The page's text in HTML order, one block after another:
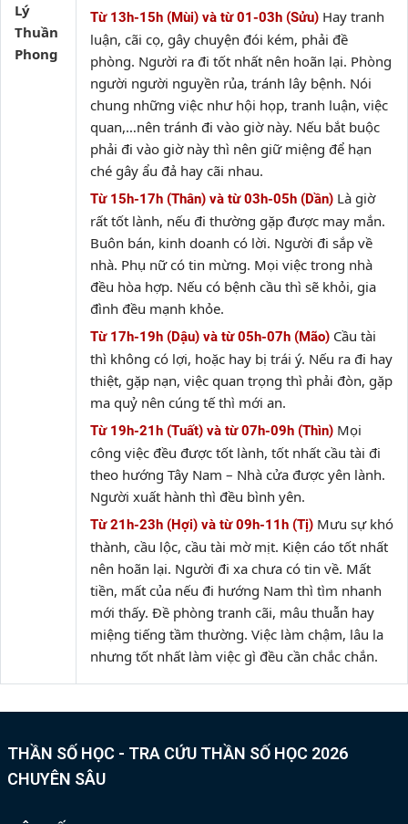
Lý
Thuần
Phong
Từ 13h-15h (Mùi) và từ 01-03h (Sửu) Hay tranh
luận, cãi cọ, gây chuyện đói kém, phải đề
phòng. Người ra đi tốt nhất nên hoãn lại. Phòng
người người nguyền rủa, tránh lây bệnh. Nói
chung những việc như hội họp, tranh luận, việc
quan,…nên tránh đi vào giờ này. Nếu bắt buộc
phải đi vào giờ này thì nên giữ miệng để hạn
ché gây ẩu đả hay cãi nhau.
Từ 15h-17h (Thân) và từ 03h-05h (Dần) Là giờ
rất tốt lành, nếu đi thường gặp được may mắn.
Buôn bán, kinh doanh có lời. Người đi sắp về
nhà. Phụ nữ có tin mừng. Mọi việc trong nhà
đều hòa hợp. Nếu có bệnh cầu thì sẽ khỏi, gia
đình đều mạnh khỏe.
Từ 17h-19h (Dậu) và từ 05h-07h (Mão) Cầu tài
thì không có lợi, hoặc hay bị trái ý. Nếu ra đi hay
thiệt, gặp nạn, việc quan trọng thì phải đòn, gặp
ma quỷ nên cúng tế thì mới an.
Từ 19h-21h (Tuất) và từ 07h-09h (Thìn) Mọi
công việc đều được tốt lành, tốt nhất cầu tài đi
theo hướng Tây Nam – Nhà cửa được yên lành.
Người xuất hành thì đều bình yên.
Từ 21h-23h (Hợi) và từ 09h-11h (Tị) Mưu sự khó
thành, cầu lộc, cầu tài mờ mịt. Kiện cáo tốt nhất
nên hoãn lại. Người đi xa chưa có tin về. Mất
tiền, mất của nếu đi hướng Nam thì tìm nhanh
mới thấy. Đề phòng tranh cãi, mâu thuẫn hay
miệng tiếng tầm thường. Việc làm chậm, lâu la
nhưng tốt nhất làm việc gì đều cần chắc chắn.
THẦN SỐ HỌC - TRA CỨU THẦN SỐ HỌC 2026
CHUYÊN SÂU